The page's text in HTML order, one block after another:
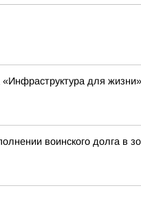
для
воинского долга в